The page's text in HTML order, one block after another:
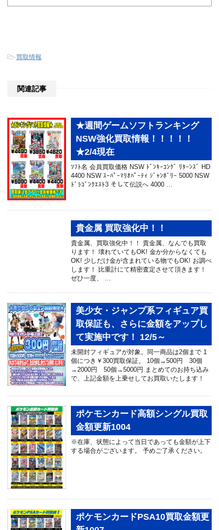
-買取情報
関連記事
★週間ゲームソフトランキング
NSW強化買取情報！！！！！
★2/4現在
ｿﾌﾄ名 会員買取価格 NSW ﾄﾞﾝｷｰｺﾝｸﾞ ﾘﾀｰﾝｽﾞ HD
4400 NSW ｽｰﾊﾟｰﾏﾘｵﾊﾟｰﾃｨ ｼﾞｬﾝﾎﾞﾘｰ 5000 NSW
ﾄﾞﾗｺﾞﾝｸｴｽﾄ3 そして伝説へ 4000 …
貴金属 買取強化中！！
貴金属、買取強化中！！ 貴金属、なんでも買取
ります！ 壊れていてもOK! 金か分からなくても
OK! 少しだけ金が含まれている物でもOK! お調べ
します！ 比重計にて精密査定させて頂きます！
ぜひ一度、 …
美少女・ジャンプ系フィギュア買
取保証も、さらに金額をアップし
て実施中です！ 12/5～
未開封フィギュアが対象。同一商品は2個まで 1
個につき￥300買取保証。 10個→500円 30個
→2000円 50個→5000円 まとめてのお持ち込み
で、上記金額を上乗せしてお買取いたします！
ポケモンカード高額シングル買取
金額更新1004
※在庫、状態によって当日であっても金額が上下
する場合がございます。 予めご了承ください。
ポケモンカードPSA10買取金額更